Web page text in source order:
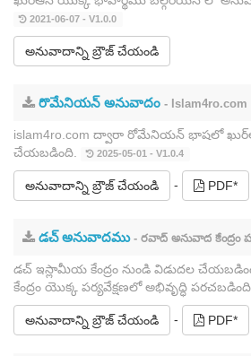
2021-06-07 - V1.0.0
అనువాదాన్ని బ్రౌజ్ చేయండి
రొమేనియన్ అనువాదం - Islam4ro.com
islam4ro.com ద్వారా రోమేనియన్ భాషలో
చేయబడింది.
2025-05-01 - V1.0.4
అనువాదాన్ని బ్రౌజ్ చేయండి - PDF*
డచ్ అనువాదము- రవాద్ అనువాద కేంద్రం
డచ్ ఇస్లామీయ కేంద్రం నుండి విడుదల
కేంద్రం యొక్క పర్యవేక్షణలో అభివృద్ధి పరచబడింది.
అనువాదాన్ని బ్రౌజ్ చేయండి - PDF*